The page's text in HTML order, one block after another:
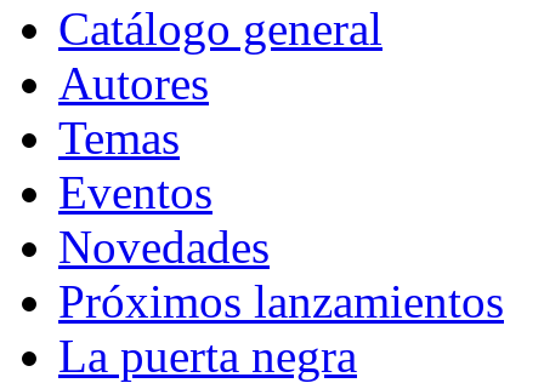
Catálogo general
Autores
Temas
Eventos
Novedades
Próximos lanzamientos
La puerta negra